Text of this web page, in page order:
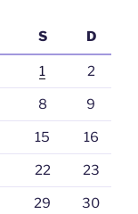
S D
1 2
8 9
15 16
22 23
29 30